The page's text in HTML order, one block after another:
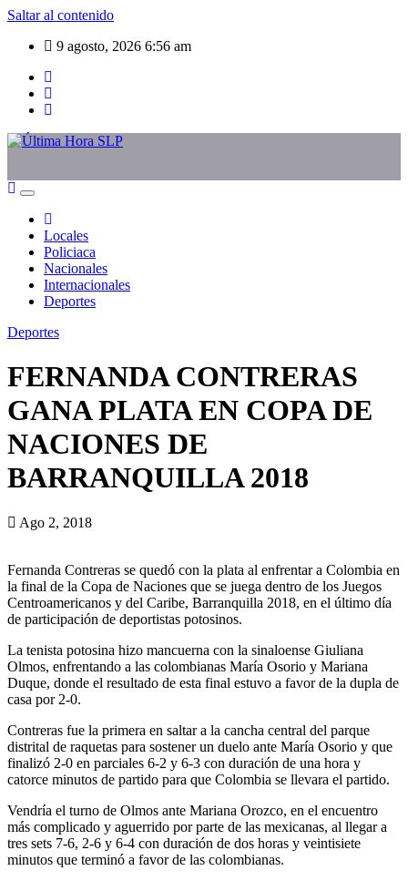
Saltar al contenido
9 agosto, 2026 6:56 am
Locales
Policiaca
Nacionales
Internacionales
Deportes
Deportes
FERNANDA CONTRERAS
GANA PLATA EN COPA DE
NACIONES DE
BARRANQUILLA 2018
Ago 2, 2018
Fernanda Contreras se quedó con la plata al enfrentar a Colombia en
la final de la Copa de Naciones que se juega dentro de los Juegos
Centroamericanos y del Caribe, Barranquilla 2018, en el último día
de participación de deportistas potosinos.
La tenista potosina hizo mancuerna con la sinaloense Giuliana
Olmos, enfrentando a las colombianas María Osorio y Mariana
Duque, donde el resultado de esta final estuvo a favor de la dupla de
casa por 2-0.
Contreras fue la primera en saltar a la cancha central del parque
distrital de raquetas para sostener un duelo ante María Osorio y que
finalizó 2-0 en parciales 6-2 y 6-3 con duración de una hora y
catorce minutos de partido para que Colombia se llevara el partido.
Vendría el turno de Olmos ante Mariana Orozco, en el encuentro
más complicado y aguerrido por parte de las mexicanas, al llegar a
tres sets 7-6, 2-6 y 6-4 con duración de dos horas y veintisiete
minutos que terminó a favor de las colombianas.